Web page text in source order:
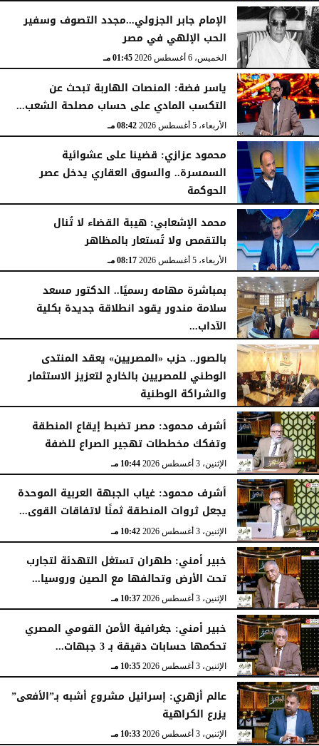
الخميس، 6 أغسطس 2026
الإمام جابر الجزولي...مجدد التصوف وسفير
الحب الإلهي في مصر
الخميس، 6 أغسطس 2026 01:45 مـ
ياسر فضة: المنصات الهاربة تبحث عن
التكسب المادي على حساب مصلحة الشعب...
الأربعاء، 5 أغسطس 2026 08:42 مـ
محمود عزازي: قضينا على عشوائية
السمسرة.. والسوق العقاري يدخل عصر
الحوكمة
الأربعاء، 5 أغسطس 2026
محمد الإشعابي: هيبة القضاء لا تُنال
بالتقمص ولا تُستعار بالمظاهر
الأربعاء، 5 أغسطس 2026 08:17 مـ
بمباشرة مهامه رسميًا.. الدكتور مسعد
سلامة مندور يقود انطلاقة جديدة بكلية
الآداب...
الأربعاء، 5 أغسطس 2026
بالصور.. حزب «المصريين» يعقد المنتدى
الوطني للمصريين بالخارج لتعزيز الاستثمار
والشراكة الوطنية
الثلاثاء، 4 أغسطس 2026
أشرف محمود: مصر تضبط إيقاع المنطقة
وتفكك مخططات تهجير الصراع للضفة
الإثنين، 3 أغسطس 2026 10:44 مـ
أشرف محمود: غياب الجبهة العربية الموحدة
يجعل ثروات المنطقة ثمنًا لاتفاقات القوى...
الإثنين، 3 أغسطس 2026 10:42 مـ
خبير أمني: طهران تستغل التهدئة لتجارب
تحت الأرض وتحالفها مع الصين وروسيا...
الإثنين، 3 أغسطس 2026 10:37 مـ
خبير أمني: جغرافية الأمن القومي المصري
تحكمها حسابات دقيقة بـ 3 جبهات...
الإثنين، 3 أغسطس 2026 10:35 مـ
عالم أزهري: إسرائيل مشروع أشبه بـ”الأفعى”
يزرع الكراهية
الإثنين، 3 أغسطس 2026 10:33 مـ